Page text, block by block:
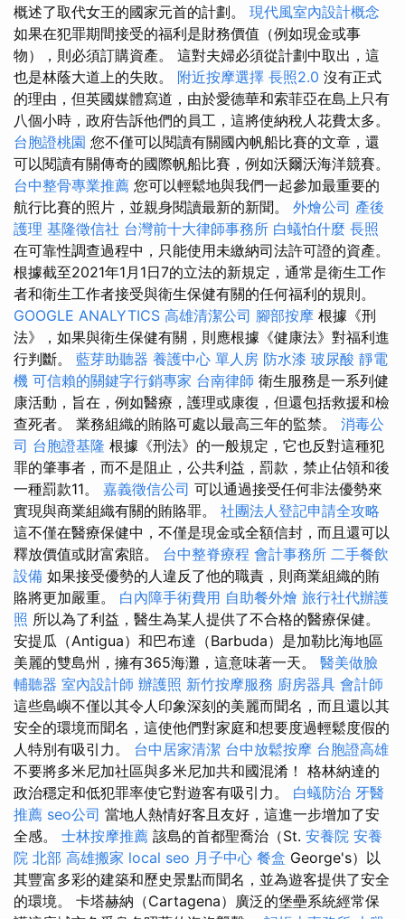
概述了取代女王的國家元首的計劃。 現代風室內設計概念
如果在犯罪期間接受的福利是財務價值（例如現金或事
物），則必須訂購資產。 這對夫婦必須從計劃中取出，這
也是林蔭大道上的失敗。 附近按摩選擇 長照2.0 沒有正式
的理由，但英國媒體寫道，由於愛德華和索菲亞在島上只有
八個小時，政府告訴他們的員工，這將使納稅人花費太多。
台胞證桃園 您不僅可以閱讀有關國內帆船比賽的文章，還
可以閱讀有關傳奇的國際帆船比賽，例如沃爾沃海洋競賽。
台中整骨專業推薦 您可以輕鬆地與我們一起參加最重要的
航行比賽的照片，並親身閱讀最新的新聞。 外燴公司 產後
護理 基隆徵信社 台灣前十大律師事務所 白蟻怕什麼 長照
在可靠性調查過程中，只能使用未繳納司法許可證的資產。
根據截至2021年1月1日7的立法的新規定，通常是衛生工作
者和衛生工作者接受與衛生保健有關的任何福利的規則。
GOOGLE ANALYTICS 高雄清潔公司 腳部按摩 根據《刑
法》，如果與衛生保健有關，則應根據《健康法》對福利進
行判斷。 藍芽助聽器 養護中心 單人房 防水漆 玻尿酸 靜電
機 可信賴的關鍵字行銷專家 台南律師 衛生服務是一系列健
康活動，旨在，例如醫療，護理或康復，但還包括救援和檢
查死者。 業務組織的賄賂可處以最高三年的監禁。 消毒公
司 台胞證基隆 根據《刑法》的一般規定，它也反對這種犯
罪的肇事者，而不是阻止，公共利益，罰款，禁止佔領和後
一種罰款11。 嘉義徵信公司 可以通過接受任何非法優勢來
實現與商業組織有關的賄賂罪。 社團法人登記申請全攻略
這不僅在醫療保健中，不僅是現金或全額信封，而且還可以
釋放價值或財富索賠。 台中整脊療程 會計事務所 二手餐飲
設備 如果接受優勢的人違反了他的職責，則商業組織的賄
賂將更加嚴重。 白內障手術費用 自助餐外燴 旅行社代辦護
照 所以為了利益，醫生為某人提供了不合格的醫療保健。
安提瓜（Antigua）和巴布達（Barbuda）是加勒比海地區
美麗的雙島州，擁有365海灘，這意味著一天。 醫美做臉
輔聽器 室內設計師 辦護照 新竹按摩服務 廚房器具 會計師
這些島嶼不僅以其令人印象深刻的美麗而聞名，而且還以其
安全的環境而聞名，這使他們對家庭和想要度過輕鬆度假的
人特別有吸引力。 台中居家清潔 台中放鬆按摩 台胞證高雄
不要將多米尼加社區與多米尼加共和國混淆！ 格林納達的
政治穩定和低犯罪率使它對遊客有吸引力。 白蟻防治 牙醫
推薦 seo公司 當地人熱情好客且友好，這進一步增加了安
全感。 士林按摩推薦 該島的首都聖喬治（St. 安養院 安養
院 北部 高雄搬家 local seo 月子中心 餐盒 George's）以
其豐富多彩的建築和歷史景點而聞名，並為遊客提供了安全
的環境。 卡塔赫納（Cartagena）廣泛的堡壘系統經常保